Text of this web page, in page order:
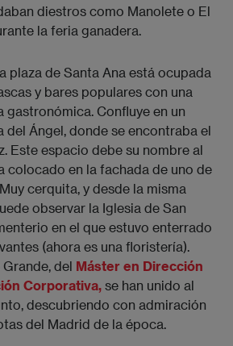
diestros como Manolete o El
la feria ganadera.
plaza de Santa Ana está ocupada
y bares populares con una
gastronómica. Confluye en un
del Ángel, donde se encontraba el
Este espacio debe su nombre al
colocado en la fachada de uno de
cerquita, y desde la misma
observar la Iglesia de San
en el que estuvo enterrado
(ahora es una floristería).
del Máster en Dirección
Corporativa, se han unido al
descubriendo con admiración
del Madrid de la época.